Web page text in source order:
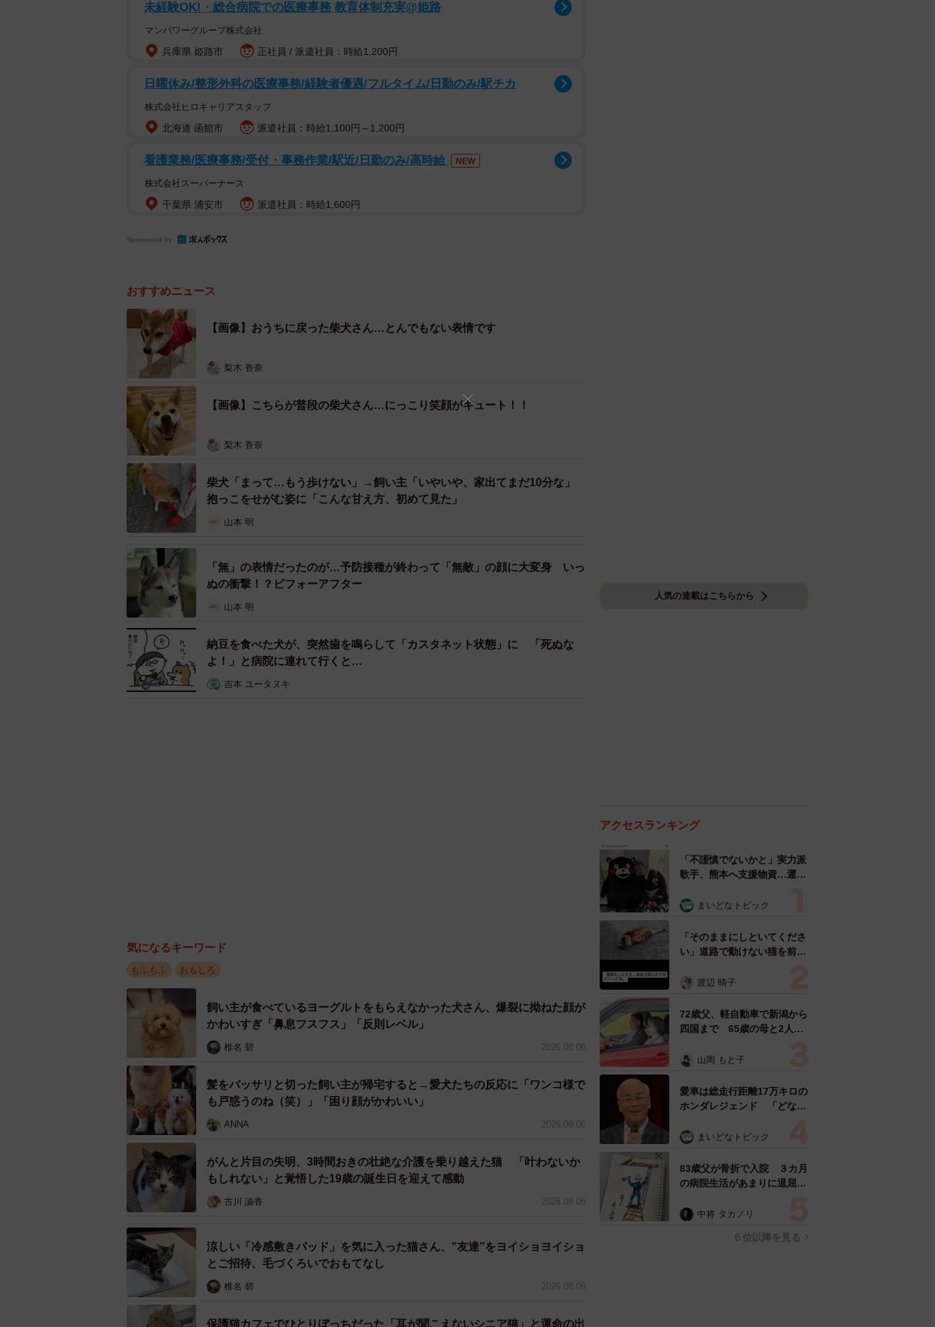
赤いレインコートがよく似合っているのは、柴犬の男の子「大豆」くん（取材時、2歳10カ
月）です。この日、散歩に出かけたものの、途中で大雨に降られ、早々に引き返すことにな
ってしまいました。
おうちに戻った大豆くんは、すっかりご機嫌ななめに……。飼い主さんを見上げ、うらめし
そうな表情を浮かべる姿は、だだをこねる小さな子どものようです。
pic.twitter.com/UTsSRTZBD0
— 柴犬大豆 (@shibainu_daizu)August 29, 2024
のほか、「いい顔してる（笑）」「めっちゃ激おこぷんぷん丸」「もう人間ww にらんでも
かわいいんだよなぁ」「かわヨ。露骨に怒ってて草」などの声も寄せられています。
大豆くんの表情からわかる通り、散歩には行けないことを納得してもらうのは時間がかかり
そうです。このあとの様子について、飼い主さんに詳しいお話を伺いました。
散歩に出たものの大雨で引き返すことに……！
――撮影時の状況をなるべく詳しく教えてください。
「このとき、散歩には行ったのですが、途中で大雨に。早めに切り上げたので怒ったのかも
しれません。レインコートを着せられたにも関わらず、頭は濡れるし、散歩はすぐに終わっ
てしまうし……。きちんと用は足しましたし、帰宅後、『台風だから』と説得はしましたが
納得していない様子でした」
――大豆くんがこのような表情をすることはよくありますか？
「かまってほしいとき、よくこうして上目遣いをするように思います。手が離せず、なかな
か写真を撮ることができないのが残念です」
――この光景を見たとき、どのような感想をもったか教えてください。
「思わず、笑ってしまいました。Xの投稿は、そのときに感じたことをそのままつぶやいた
2/3
ニコニコ笑顔の大豆くん（画像提供：柴犬大豆さん）
ていただけますと幸いです。
「とにかく“かまってちゃん”です。娘が生まれてから、よけいに嫉妬心が強くなった気がし
ます。娘を撫でると割り込んでくることも。娘もまた私が大豆にかまっていると同じように
割り込んできます。お互い“ライバル”なような感じですが、とても仲良しです」
未経験OK!・総合病院での医療事務 教育体制充実@姫路
マンパワーグループ株式会社
兵庫県 姫路市 正社員 / 派遣社員：時給1,200円
日曜休み/整形外科の医療事務/経験者優遇/フルタイム/日勤のみ/駅チカ
株式会社ヒロキャリアスタッフ
北海道 函館市 派遣社員：時給1,100円～1,200円
看護業務/医療事務/受付・事務作業/駅近/日勤のみ/高時給 NEW
株式会社スーパーナース
千葉県 浦安市 派遣社員：時給1,600円
Sponsored by
おすすめニュース
【画像】おうちに戻った柴犬さん…とんでもない表情です
梨木 香奈
【画像】こちらが普段の柴犬さん…にっこり笑顔がキュート！！
梨木 香奈
柴犬「まって…もう歩けない」→飼い主「いやいや、家出てまだ10分な」
抱っこをせがむ姿に「こんな甘え方、初めて見た」
山本 明
「無」の表情だったのが…予防接種が終わって「無敵」の顔に大変身 いっ
ぬの衝撃！？ビフォーアフター
山本 明
納豆を食べた犬が、突然歯を鳴らして「カスタネット状態」に 「死ぬな
よ！」と病院に連れて行くと…
吉本 ユータヌキ
気になるキーワード
もふもふ おもしろ
飼い主が食べているヨーグルトをもらえなかった犬さん、爆裂に拗ねた顔が
かわいすぎ「鼻息フスフス」「反則レベル」
椎名 碧 2026.08.06
髪をバッサリと切った飼い主が帰宅すると→愛犬たちの反応に「ワンコ様で
も戸惑うのね（笑）」「困り顔がかわいい」
ANNA 2026.08.06
がんと片目の失明、3時間おきの壮絶な介護を乗り越えた猫 「叶わないか
もしれない」と覚悟した19歳の誕生日を迎えて感動
古川 諭香 2026.08.06
涼しい「冷感敷きパッド」を気に入った猫さん、”友達”をヨイショヨイショ
とご招待、毛づくろいでおもてなし
椎名 碧 2026.08.05
保護猫カフェでひとりぼっちだった「耳が聞こえないシニア猫」と運命の出
人気の連載はこちらから
アクセスランキング
「不謹慎でないかと」実力派
歌手、熊本へ支援物資…運搬
めらい 「痛いほど伝わる」
まいどなトピック
「そのままにしといてくださ
い」道路で動けない猫を前に
ようとした4日間 「命の重
表の訴え
渡辺 晴子
72歳父、軽自動車で新潟から
四国まで 65歳の母と2人で
憩まで分刻み… 「大学生で
山岡 もと子
愛車は総走行距離17万キロの
ホンダレジェンド 「どなた
所漫才師が譲渡の意向
まいどなトピック
83歳父が骨折で入院 ３カ月
の病院生活があまりに退屈で
い！」→スケッチブックを見
中将 タカノリ
６位以降を見る